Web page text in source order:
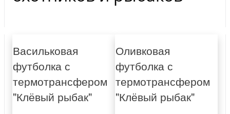
Васильковая
футболка с
термотрансфером
"Клёвый рыбак"
Оливковая
футболка с
термотрансфером
"Клёвый рыбак"